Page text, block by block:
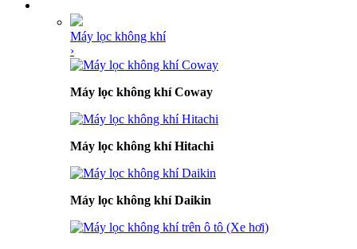
Máy lọc không khí
›
Máy lọc không khí Coway
Máy lọc không khí Hitachi
Máy lọc không khí Daikin